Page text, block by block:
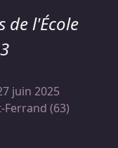
de l'École
juin 2025
Ferrand (63)